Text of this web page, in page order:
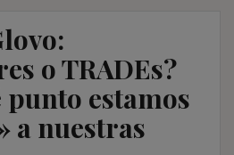
o TRADEs?
punto estamos
a nuestras